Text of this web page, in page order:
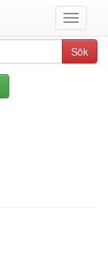
Växla
meny
Sök